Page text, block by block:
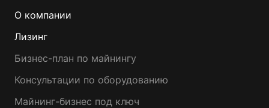
О компании
Лизинг
Бизнес-план по майнингу
Консультации по оборудованию
Майнинг-бизнес под ключ